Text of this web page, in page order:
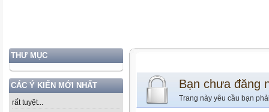
THƯ MỤC
CÁC Ý KIẾN MỚI NHẤT
rất tuyệt...
Bạn chưa đăng
Trang này yêu cầu bạn